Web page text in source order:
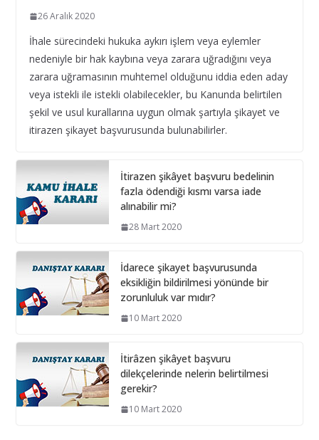
Güncellenmesi ve Sınır Değer Hesabı
28 Şubat 2025
Bilişim hizmet alımı ihalelerinde istenecek belgeleri
ortak girişim olması durumunda kim sunmalı ?
10 Aralık 2024
İhale Dosyasında çalışacak
personelin çalışma saatlerinin
26 Aralık 2020
İhale sürecindeki hukuka aykırı işlem veya eylemler
nedeniyle bir hak kaybına veya zarara uğradığını veya
zarara uğramasının muhtemel olduğunu iddia eden aday
veya istekli ile istekli olabilecekler, bu Kanunda belirtilen
şekil ve usul kurallarına uygun olmak şartıyla şikayet ve
itirazen şikayet başvurusunda bulunabilirler.
İtirazen şikâyet başvuru bedelinin
fazla ödendiği kısmı varsa iade
alınabilir mi?
28 Mart 2020
İdarece şikayet başvurusunda
eksikliğin bildirilmesi yönünde bir
zorunluluk var mıdır?
10 Mart 2020
İtirâzen şikâyet başvuru
dilekçelerinde nelerin belirtilmesi
gerekir?
10 Mart 2020